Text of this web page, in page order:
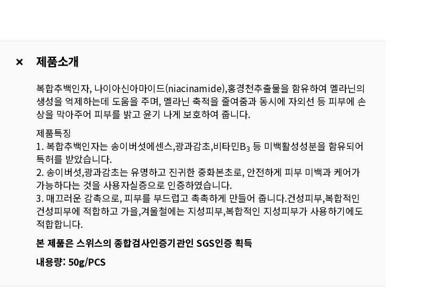
제품소개
복합추백인자, 나이아신아마이드(niacinamide),홍경천추출물을 함유하여 멜라닌의
생성을 억제하는데 도움을 주며, 멜라닌 축적을 줄여줌과 동시에 자외선 등 피부에 손
상을 막아주어 피부를 밝고 윤기 나게 보호하여 줍니다.
제품특징
1. 복합추백인자는 송이버섯에센스,광과감초,비타민B3 등 미백활성성분을 함유되어
특허를 받았습니다.
2. 송이버섯,광과감초는 유명하고 진귀한 중화본초로, 안전하게 피부 미백과 케어가
가능하다는 것을 사용자실증으로 인증하였습니다.
3. 매끄러운 감촉으로, 피부를 부드럽고 촉촉하게 만들어 줍니다.건성피부,복합적인
건성피부에 적합하고 가을,겨울철에는 지성피부,복합적인 지성피부가 사용하기에도
적합합니다.
본 제품은 스위스의 종합검사인증기관인 SGS인증 획득
내용량: 50g/PCS